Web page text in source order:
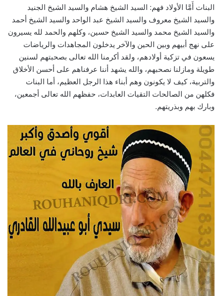
البنات أَمَّا الأولاد فهم: السيد الشيخ هشام والسيد الشيخ الجنيد
والسيد الشيخ معروف والسيد الشيخ عبد الواحد والسيد الشيخ أحمد
والسيد الشيخ محمد والسيد الشيخ حسين، وكلهم والحمد لله يسيرون
على نهج أبيهم وبين الحين والآخر يدخلون المجاهدات والرياضات
يسعون في تزكية أولادهم، ولقد أكرمنا الله تعالى بصحبتهم لسنين
طويلة ومازلنا نصحبهم، والله يشهد أننا عرفناهم على أحسن الأخلاق
والتربية، كيف لا يكونون وهم أبناء هذا الرجل العظيم، أما البنات
فكلهن من الصالحات التقيات العابدات، حفظهم الله تعالى أجمعين،
وبارك بهم وبذريتهم.